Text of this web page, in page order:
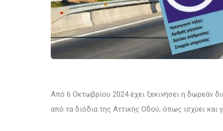
Από 6 Οκτωβρίου 2024 έχει ξεκινήσει η δωρεάν
από τα διόδια της Αττικής Οδού, όπως ισχύει